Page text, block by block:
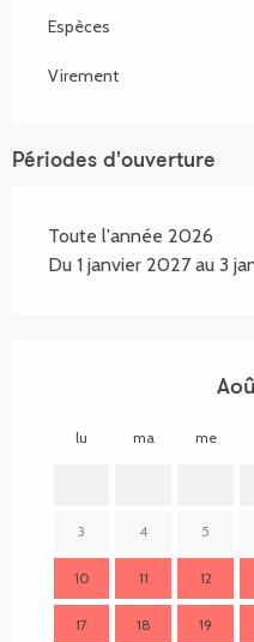
Espèces
Virement
Périodes d'ouverture
Toute l'année 2026
Du 1 janvier 2027 au 3
lu ma me
3 4 5
10 11 12
17 18 19